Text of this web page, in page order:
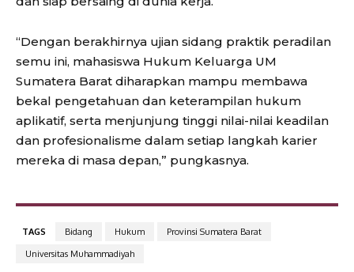
“Dengan berakhirnya ujian sidang praktik peradilan
semu ini, mahasiswa Hukum Keluarga UM
Sumatera Barat diharapkan mampu membawa
bekal pengetahuan dan keterampilan hukum
aplikatif, serta menjunjung tinggi nilai-nilai keadilan
dan profesionalisme dalam setiap langkah karier
mereka di masa depan,” pungkasnya.
TAGS Bidang Hukum
Provinsi Sumatera Barat
Universitas Muhammadiyah